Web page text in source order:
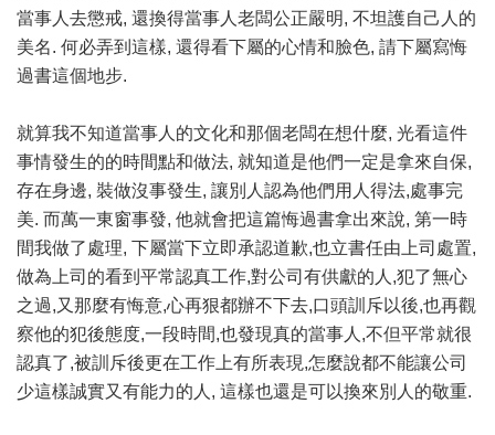
當事人去懲戒, 還換得當事人老闆公正嚴明, 不坦護自己人的
美名. 何必弄到這樣, 還得看下屬的心情和臉色, 請下屬寫悔
過書這個地步.
就算我不知道當事人的文化和那個老闆在想什麼, 光看這件
事情發生的的時間點和做法, 就知道是他們一定是拿來自保,
存在身邊, 裝做沒事發生, 讓別人認為他們用人得法,處事完
美. 而萬一東窗事發, 他就會把這篇悔過書拿出來說, 第一時
間我做了處理, 下屬當下立即承認道歉,也立書任由上司處置,
做為上司的看到平常認真工作,對公司有供獻的人,犯了無心
之過,又那麼有悔意,心再狠都辦不下去,口頭訓斥以後,也再觀
察他的犯後態度,一段時間,也發現真的當事人,不但平常就很
認真了,被訓斥後更在工作上有所表現,怎麼說都不能讓公司
少這樣誠實又有能力的人, 這樣也還是可以換來別人的敬重.